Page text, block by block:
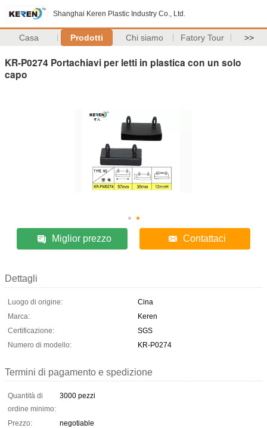
Shanghai Keren Plastic Industry Co., Ltd.
Casa Prodotti Chi siamo Fatory Tour >>
KR-P0274 Portachiavi per letti in plastica con un solo
capo
Miglior prezzo Contattaci
Dettagli
Luogo di origine:
Cina
Marca:
Keren
Certificazione:
SGS
Numero di modello:
KR-P0274
Termini di pagamento e spedizione
Quantità di
ordine minimo:
3000 pezzi
Prezzo:
negotiable